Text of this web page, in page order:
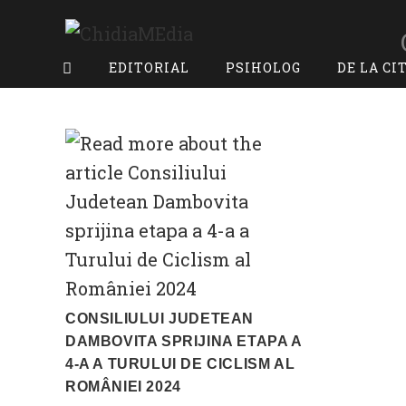
EDITORIAL PSIHOLOG DE LA
CONSILIULUI JUDETEAN
DAMBOVITA SPRIJINA ETAPA A
4-A A TURULUI DE CICLISM AL
ROMÂNIEI 2024